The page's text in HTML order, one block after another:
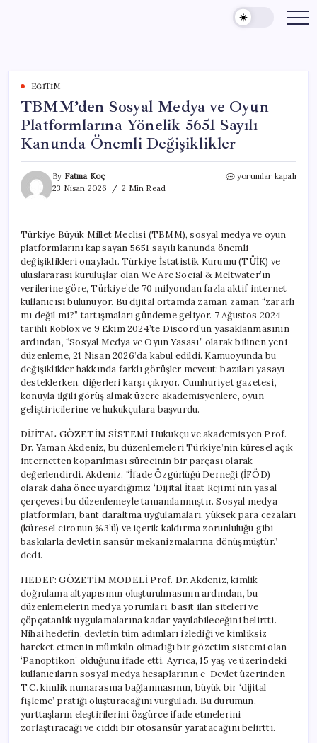
content
EĞITIM
TBMM’den Sosyal Medya ve Oyun
Platformlarına Yönelik 5651 Sayılı
Kanunda Önemli Değişiklikler
By Fatma Koç
23 Nisan 2026
2 Min Read
TBMM’den
Platformlarına
Yönelik
5651
Sayılı
Kanunda
Önemli
Değişiklikler
için
yorumlar kapalı
Türkiye Büyük Millet Meclisi (TBMM), sosyal medya ve oyun
platformlarını kapsayan 5651 sayılı kanunda önemli
değişiklikleri onayladı. Türkiye İstatistik Kurumu (TÜİK) ve
uluslararası kuruluşlar olan We Are Social & Meltwater’ın
verilerine göre, Türkiye’de 70 milyondan fazla aktif internet
kullanıcısı bulunuyor. Bu dijital ortamda zaman zaman “zararlı
mı değil mi?” tartışmaları gündeme geliyor. 7 Ağustos 2024
tarihli Roblox ve 9 Ekim 2024’te Discord’un yasaklanmasının
ardından, “Sosyal Medya ve Oyun Yasası” olarak bilinen yeni
düzenleme, 21 Nisan 2026’da kabul edildi. Kamuoyunda bu
değişiklikler hakkında farklı görüşler mevcut; bazıları yasayı
desteklerken, diğerleri karşı çıkıyor. Cumhuriyet gazetesi,
konuyla ilgili görüş almak üzere akademisyenlere, oyun
geliştiricilerine ve hukukçulara başvurdu.
DİJİTAL GÖZETİM SİSTEMİ Hukukçu ve akademisyen Prof.
Dr. Yaman Akdeniz, bu düzenlemeleri Türkiye’nin küresel açık
internetten koparılması sürecinin bir parçası olarak
değerlendirdi. Akdeniz, “İfade Özgürlüğü Derneği (İFÖD)
olarak daha önce uyardığımız ‘Dijital İtaat Rejimi’nin yasal
çerçevesi bu düzenlemeyle tamamlanmıştır. Sosyal medya
platformları, bant daraltma uygulamaları, yüksek para cezaları
(küresel cironun %3’ü) ve içerik kaldırma zorunluluğu gibi
baskılarla devletin sansür mekanizmalarına dönüşmüştür.”
dedi.
HEDEF: GÖZETİM MODELİ Prof. Dr. Akdeniz, kimlik
doğrulama altyapısının oluşturulmasının ardından, bu
düzenlemelerin medya yorumları, basit ilan siteleri ve
çöpçatanlık uygulamalarına kadar yayılabileceğini belirtti.
Nihai hedefin, devletin tüm adımları izlediği ve kimliksiz
hareket etmenin mümkün olmadığı bir gözetim sistemi olan
‘Panoptikon’ olduğunu ifade etti. Ayrıca, 15 yaş ve üzerindeki
kullanıcıların sosyal medya hesaplarının e-Devlet üzerinden
T.C. kimlik numarasına bağlanmasının, büyük bir ‘dijital
fişleme’ pratiği oluşturacağını vurguladı. Bu durumun,
yurttaşların eleştirilerini özgürce ifade etmelerini
zorlaştıracağı ve ciddi bir otosansür yaratacağını belirtti.